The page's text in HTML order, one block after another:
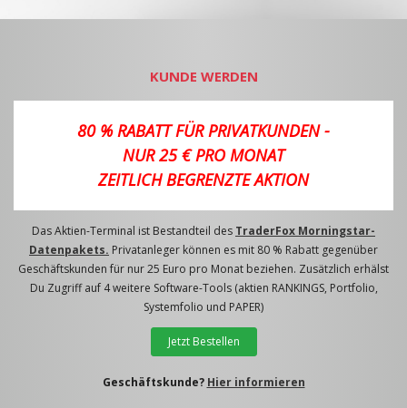
KUNDE WERDEN
80 % RABATT FÜR PRIVATKUNDEN -
NUR 25 € PRO MONAT
ZEITLICH BEGRENZTE AKTION
Das Aktien-Terminal ist Bestandteil des TraderFox Morningstar-
Datenpakets. Privatanleger können es mit 80 % Rabatt gegenüber
Geschäftskunden für nur 25 Euro pro Monat beziehen. Zusätzlich erhälst
Du Zugriff auf 4 weitere Software-Tools (aktien RANKINGS, Portfolio,
Systemfolio und PAPER)
Jetzt Bestellen
Geschäftskunde? Hier informieren